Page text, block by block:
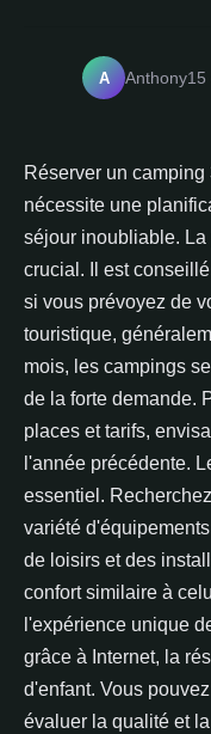
A Anthony15
Réserver un
nécessite une
séjour inoubliable.
crucial. Il est
si vous prévoyez de
touristique,
mois, les campings
de la forte demande.
places et tarifs,
l'année précédente.
essentiel.
variété
de loisirs et des
confort similaire à
l'expérience unique
grâce à Internet, la
d'enfant. Vous
évaluer la qualité et